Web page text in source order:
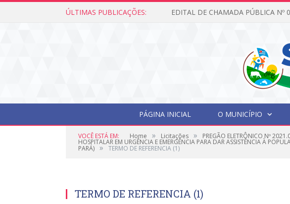
ÚLTIMAS PUBLICAÇÕES:
PÁGINA INICIAL O MUNICÍPIO
VOCÊ ESTÁ EM: Home » Licitações » PREGÃO ELETRÔNICO Nº
HOSPITALAR EM URGÊNCIA E EMERGÊNCIA PARA DAR ASSISTÊNCIA À
PARÁ) » TERMO DE REFERENCIA (1)
TERMO DE REFERENCIA (1)